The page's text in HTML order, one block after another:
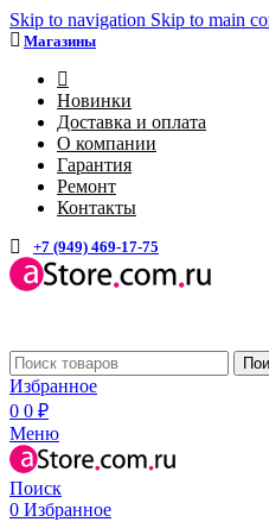
Skip to navigation Skip to main
Магазины
Новинки
Доставка и оплата
О компании
Гарантия
Ремонт
Контакты
+7 (949) 469-17-75
Избранное
0 0 ₽
Меню
Поиск
0 Избранное